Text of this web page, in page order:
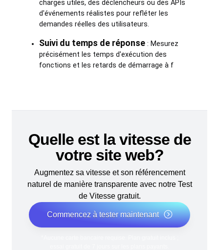
charges utiles, des déclencheurs ou des APIs
d'événements réalistes pour refléter les
demandes réelles des utilisateurs.
Suivi du temps de réponse: Mesurez
précisément les temps d'exécution des
fonctions et les retards de démarrage à f
Quelle est la vitesse de
votre site web?
Augmentez sa vitesse et son référencement
naturel de manière transparente avec notre Test
de Vitesse gratuit.
Commencez à tester maintenant